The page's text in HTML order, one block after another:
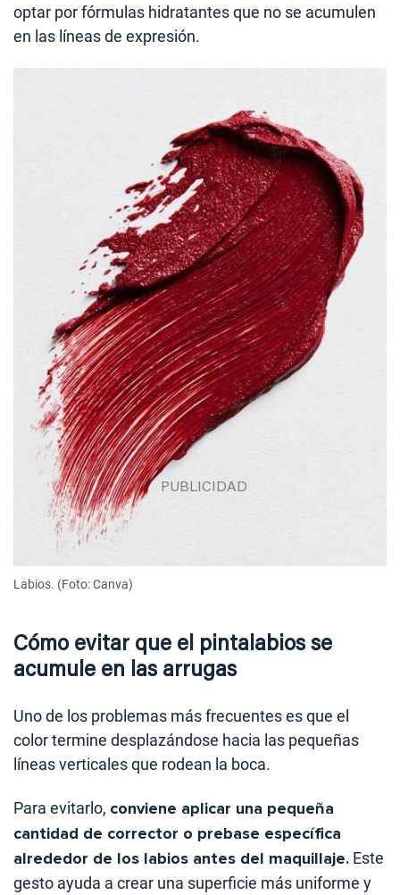
optar por fórmulas hidratantes que no se acumulen
en las líneas de expresión.
Labios. (Foto: Canva)
Cómo evitar que el pintalabios se
acumule en las arrugas
Uno de los problemas más frecuentes es que el
color termine desplazándose hacia las pequeñas
líneas verticales que rodean la boca.
Para evitarlo, conviene aplicar una pequeña
cantidad de corrector o prebase específica
alrededor de los labios antes del maquillaje. Este
gesto ayuda a crear una superficie más uniforme y